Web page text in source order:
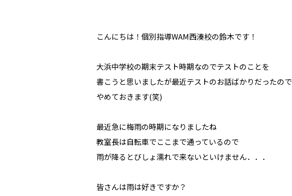
こんにちは！個別指導WAM西湊校の鈴木です！
大浜中学校の期末テスト時期なのでテストのことを
書こうと思いましたが最近テストのお話ばかりだったので
やめておきます(笑)
最近急に梅雨の時期になりましたね
教室長は自転車でここまで通っているので
雨が降るとびしょ濡れで来ないといけません．．．
皆さんは雨は好きですか？